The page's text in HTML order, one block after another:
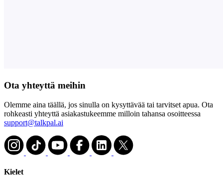
Ota yhteyttä meihin
Olemme aina täällä, jos sinulla on kysyttävää tai tarvitset apua. Ota
rohkeasti yhteyttä asiakastukeemme milloin tahansa osoitteessa
support@talkpal.ai
Kielet